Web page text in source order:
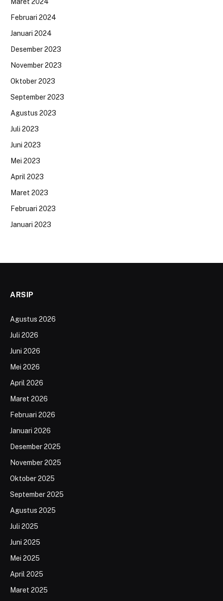
Februari 2024
Januari 2024
Desember 2023
November 2023
Oktober 2023
September 2023
Agustus 2023
Juli 2023
Juni 2023
Mei 2023
April 2023
Maret 2023
Februari 2023
Januari 2023
ARSIP
Agustus 2026
Juli 2026
Juni 2026
Mei 2026
April 2026
Maret 2026
Februari 2026
Januari 2026
Desember 2025
November 2025
Oktober 2025
September 2025
Agustus 2025
Juli 2025
Juni 2025
Mei 2025
April 2025
Maret 2025